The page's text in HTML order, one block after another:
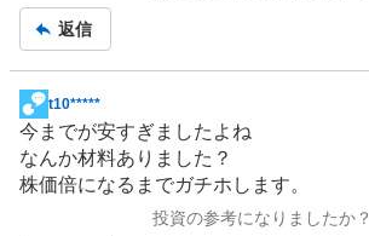
事
返信
掲
示
板
記
t10*****
今までが安すぎましたよね
なんか材料ありました？
株価倍になるまでガチホします。
投資の参考になりましたか？